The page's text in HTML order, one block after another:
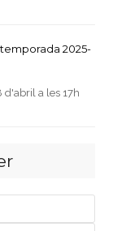
temporada 2025-
d'abril a les 17h